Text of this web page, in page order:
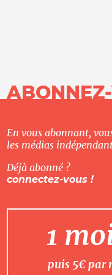
En vous abonnant,
les médias
Déjà abonné ?
connectez-vous !
1
puis 5€ par